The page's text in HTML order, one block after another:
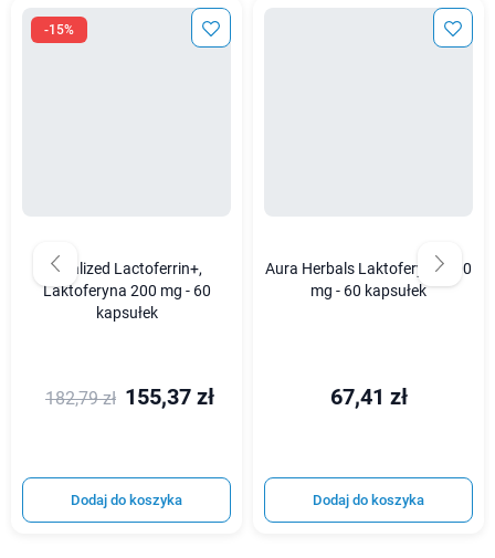
-15%
Vitalized Lactoferrin+,
Laktoferyna 200 mg - 60
kapsułek
182,79 zł 155,37 zł
Dodaj do koszyka
Aura Herbals Laktoferyna 100
mg - 60 kapsułek
67,41 zł
Dodaj do koszyka